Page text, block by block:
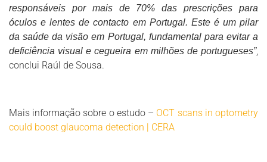
responsáveis por mais de 70% das prescrições para
óculos e lentes de contacto em Portugal. Este é um pilar
da saúde da visão em Portugal, fundamental para evitar a
deficiência visual e cegueira em milhões de portugueses”,
conclui Raúl de Sousa.
Mais informação sobre o estudo – OCT scans in optometry
could boost glaucoma detection | CERA